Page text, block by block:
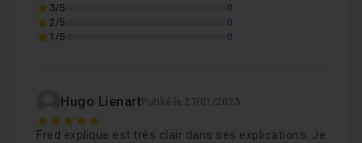
3/5
0
2/5
0
1/5
0
Hugo Lienart Publié le 27/01/2023
5
Fred explique est très clair dans ses explications. Je